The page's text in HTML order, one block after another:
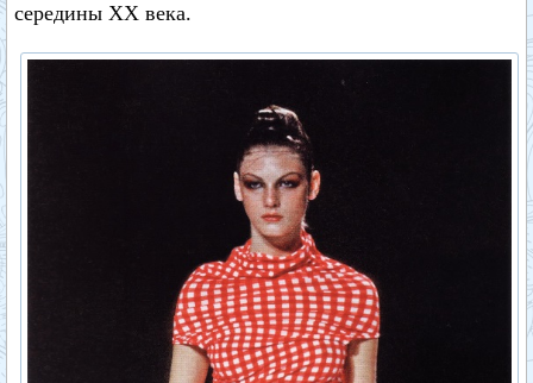
середины XX века.